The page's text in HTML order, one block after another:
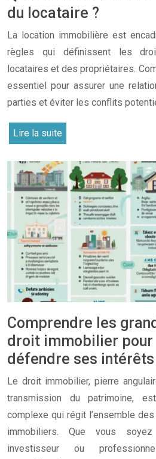
du locataire ?
La location immobilière est
règles qui définissent les
locataires et des propriétaires.
essentiel pour assurer une
parties et éviter les conflits
Lire la suite
Comprendre les
droit immobilier pour
défendre ses intérêts
Le droit immobilier, pierre
transmission du patrimoine,
complexe qui régit l’ensemble
immobiliers. Que vous soyez
investisseur ou